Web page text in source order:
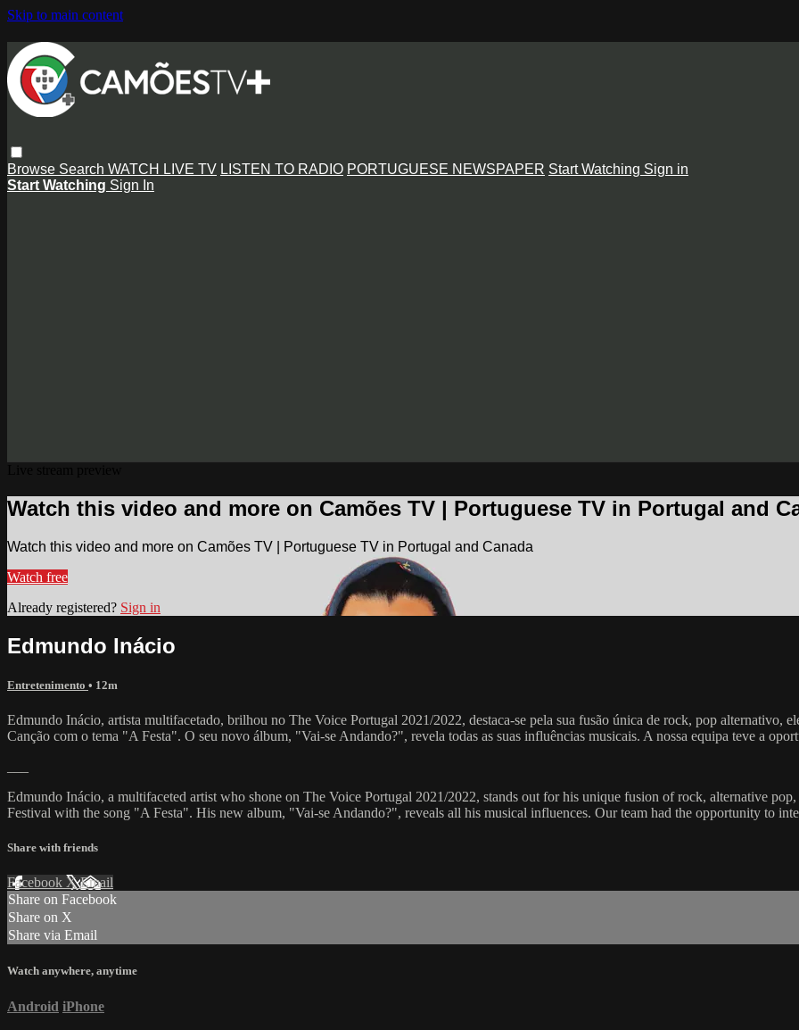
Skip to main content
Browse Search WATCH LIVE TV LISTEN TO RADIO PORTUGUESE NEWSPAPER Start Watching Sign in
Start Watching Sign In
Watch this video and more on Camões TV | Portuguese TV in Portugal and
Watch this video and more on Camões TV | Portuguese TV in Portugal and Canada
Watch free
Already registered? Sign in
Edmundo Inácio
Entretenimento • 12m
Edmundo Inácio, artista multifacetado, brilhou no The Voice Portugal 2021/2022, destaca-se pela sua fusão única de rock, pop alternativo,
Canção com o tema "A Festa". O seu novo álbum, "Vai-se Andando?", revela todas as suas influências musicais. A nossa equipa teve a
Edmundo Inácio, a multifaceted artist who shone on The Voice Portugal 2021/2022, stands out for his unique fusion of rock, alternative
Festival with the song "A Festa". His new album, "Vai-se Andando?", reveals all his musical influences. Our team had the opportunity to
Share with friends
Facebook XEmail
Share on Facebook
Share on X
Share via Email
Watch anywhere, anytime
Android iPhone